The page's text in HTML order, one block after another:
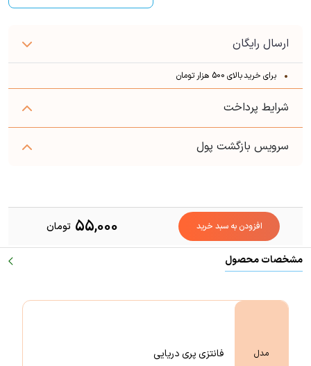
ارسال رایگان
برای خرید بالای 500 هزار تومان
شرایط پرداخت
سرویس بازگشت پول
55,000 تومان افزودن به سبد خرید
مشخصات محصول
مدل فانتزی پری دریایی